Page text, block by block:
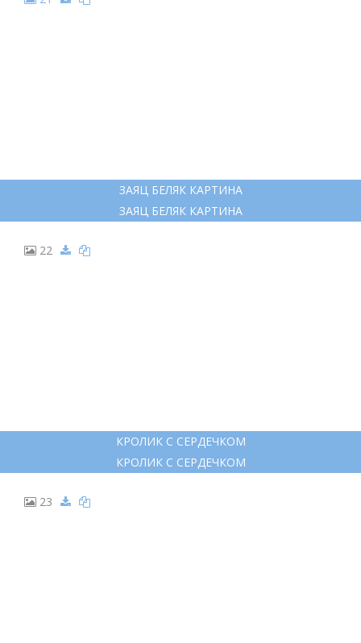
ЗАЯЦ БЕЛЯК КАРТИНА
ЗАЯЦ БЕЛЯК КАРТИНА
22
КРОЛИК С СЕРДЕЧКОМ
КРОЛИК С СЕРДЕЧКОМ
23